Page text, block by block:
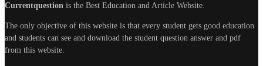
Currentquestion is the Best Education and Article Website.
The only objective of this website is that every student gets good education
and students can see and download the student question answer and pdf
from this website.